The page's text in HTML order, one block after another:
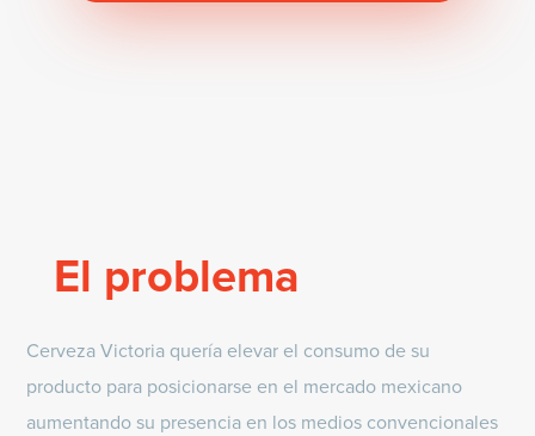
El problema
Cerveza Victoria quería elevar el consumo de su
producto para posicionarse en el mercado mexicano
aumentando su presencia en los medios convencionales